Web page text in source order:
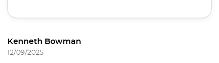
Kenneth Bowman
12/09/2025